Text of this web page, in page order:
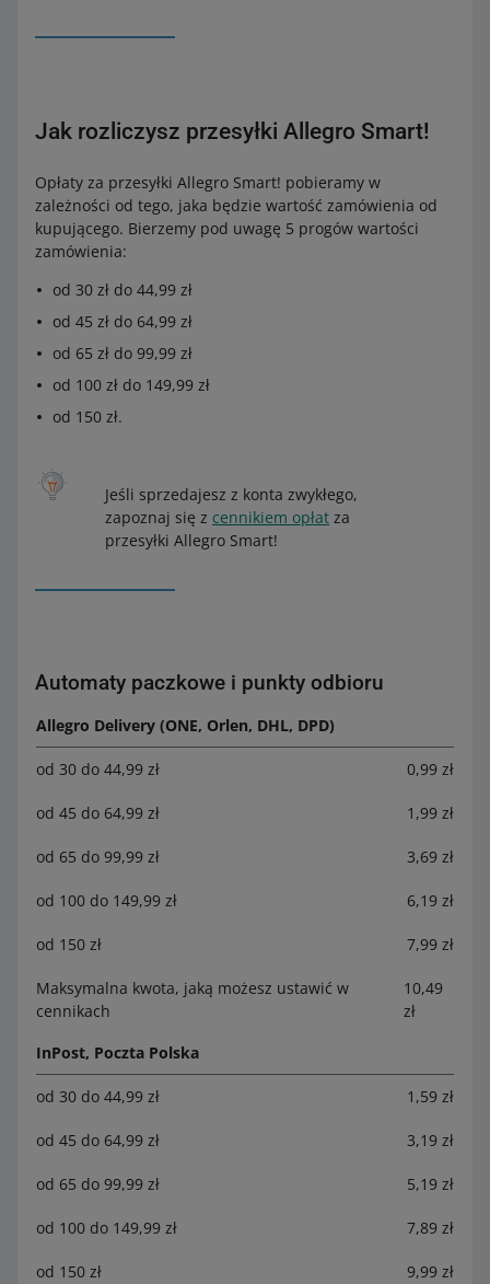
Jak rozliczysz przesyłki Allegro Smart!
Opłaty za przesyłki Allegro Smart! pobieramy w
zależności od tego, jaka będzie wartość zamówienia od
kupującego. Bierzemy pod uwagę 5 progów wartości
zamówienia:
od 30 zł do 44,99 zł
od 45 zł do 64,99 zł
od 65 zł do 99,99 zł
od 100 zł do 149,99 zł
od 150 zł.
Jeśli sprzedajesz z konta zwykłego,
zapoznaj się z cennikiem opłat za
przesyłki Allegro Smart!
Automaty paczkowe i punkty odbioru
Allegro Delivery (ONE, Orlen, DHL, DPD)
od 30 do 44,99 zł 0,99 zł
od 45 do 64,99 zł 1,99 zł
od 65 do 99,99 zł 3,69 zł
od 100 do 149,99 zł 6,19 zł
od 150 zł 7,99 zł
Maksymalna kwota, jaką możesz ustawić w
cennikach
10,49
zł
InPost, Poczta Polska
od 30 do 44,99 zł 1,59 zł
od 45 do 64,99 zł 3,19 zł
od 65 do 99,99 zł 5,19 zł
od 100 do 149,99 zł 7,89 zł
od 150 zł 9,99 zł